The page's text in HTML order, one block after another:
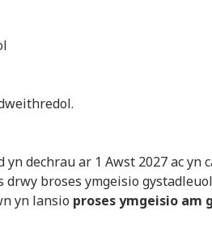
dechrau ar 1 Awst 2027 ac yn
broses ymgeisio
yn lansio proses ymgeisio am